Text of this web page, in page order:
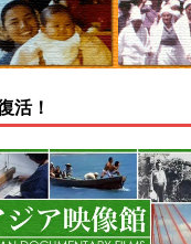
活！